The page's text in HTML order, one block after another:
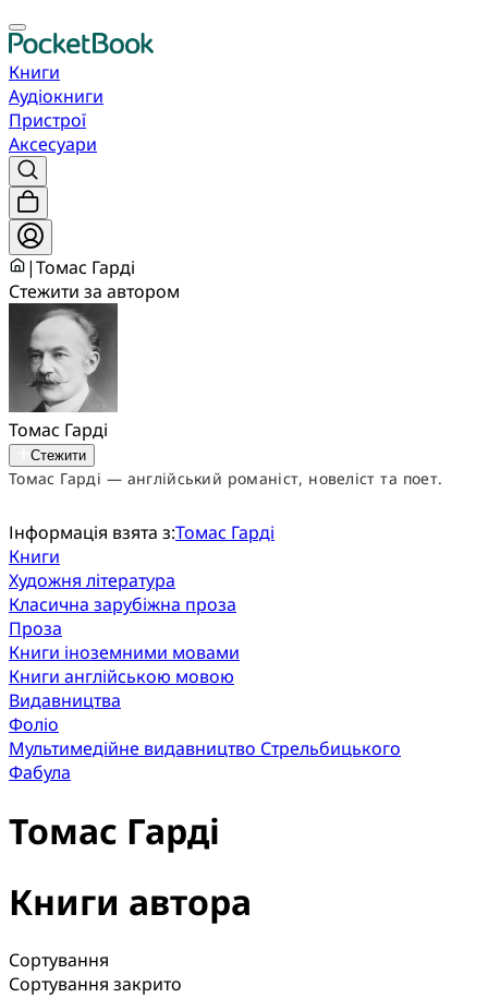
Книги
Аудіокниги
Пристрої
Аксесуари
|Томас Гарді
Стежити за автором
Томас Гарді
Стежити
Томас Гарді — англійський романіст, новеліст та поет.
Інформація взята з:Томас Гарді
Книги
Художня література
Класична зарубіжна проза
Проза
Книги іноземними мовами
Книги англійською мовою
Видавництва
Фоліо
Мультимедійне видавництво Стрельбицького
Фабула
Томас Гарді
Книги автора
Сортування
Сортування закрито